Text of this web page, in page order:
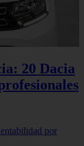
20 Dacia